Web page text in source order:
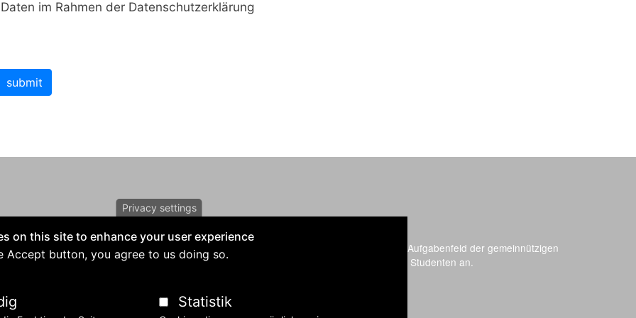
im Rahmen der Datenschutzerklärung
submit
Viele Jahrzehnte war das Marienheim ein Mädchenheim. Vor ca. 30 Jahren hat sich das Aufgabenfeld der gemeinnützigen
günstige Wohnmöglichkeit für Angehörige, Lernhilfe für Kinder und Kleinwohnungen für Studenten an.
LEGAL NOTICE KONTAKT
Privacy settings
on this site to enhance your user experience
Accept button, you agree to us doing so.
Statistik